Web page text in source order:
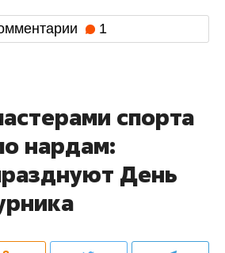
1
спорта
нардам:
День